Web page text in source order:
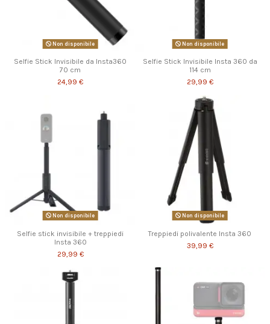
Non disponibile
Selfie Stick Invisibile da Insta360
70 cm
24,99 €
Non disponibile
Selfie Stick Invisibile Insta 360 da
114 cm
29,99 €
Non disponibile
Selfie stick invisibile + treppiedi
Insta 360
29,99 €
Non disponibile
Treppiedi polivalente Insta 360
39,99 €